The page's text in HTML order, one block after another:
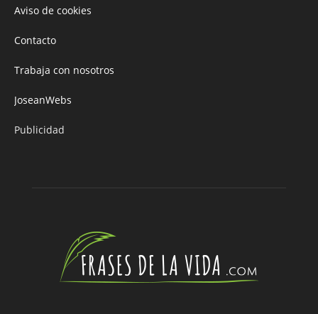
Aviso de cookies
Contacto
Trabaja con nosotros
JoseanWebs
Publicidad